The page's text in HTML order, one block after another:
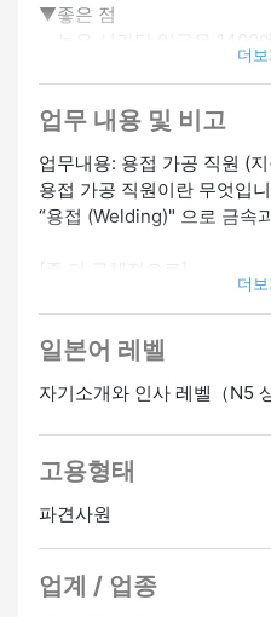
▼좋은 점
・높은 시간당 임금은 1400
・일본어 수준을 최대한 활
・작업장이 깨끗하고 일하기
▼ 일본어 레벨에 대해 [N5]
간단한 일본어로 의사소통이
우선 온라인 인터뷰를 계획하
더
업무 내용 및 비고
업무내용: 용접 가공 직원 (
용접 가공 직원이란 무엇입
“용접 (Welding)" 으로 금속
[좀 더 구체적으로]
공장에서 기계 부품과 건설
반자동 용접이나 아크 용접
▼ 찾고 있는 사람에 대해
미경험의 환영
정중하게 안내해 드리니 부
팀워크를 소중히 여길 수 있는
▼ 일본어 레벨에 대해 [N5]
더
일본어 레벨
자기소개와 인사 레벨（N5
고용형태
파견사원
업계 / 업종